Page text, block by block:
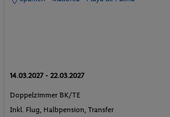
14.03.2027 - 22.03.2027
Doppelzimmer BK/TE
Inkl. Flug, Halbpension, Transfer